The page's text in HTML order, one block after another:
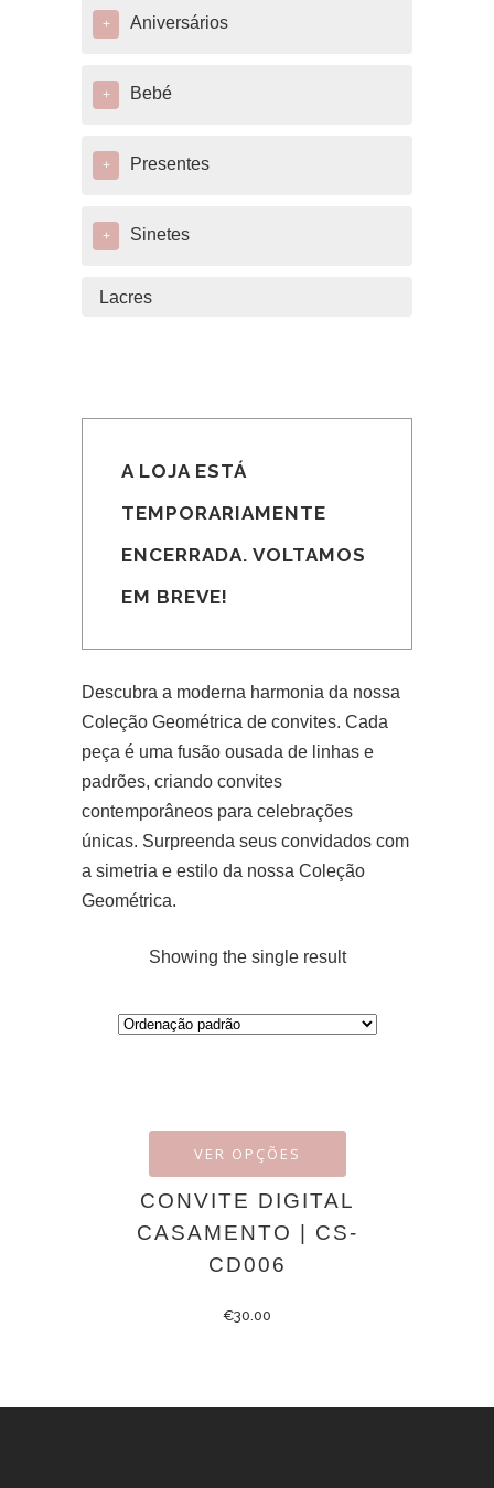
+ Aniversários
+ Bebé
+ Presentes
+ Sinetes
Lacres
A LOJA ESTÁ
TEMPORARIAMENTE
ENCERRADA. VOLTAMOS
EM BREVE!
Descubra a moderna harmonia da nossa
Coleção Geométrica de convites. Cada
peça é uma fusão ousada de linhas e
padrões, criando convites
contemporâneos para celebrações
únicas. Surpreenda seus convidados com
a simetria e estilo da nossa Coleção
Geométrica.
Showing the single result
VER OPÇÕES
CONVITE DIGITAL
CASAMENTO | CS-
CD006
€30.00